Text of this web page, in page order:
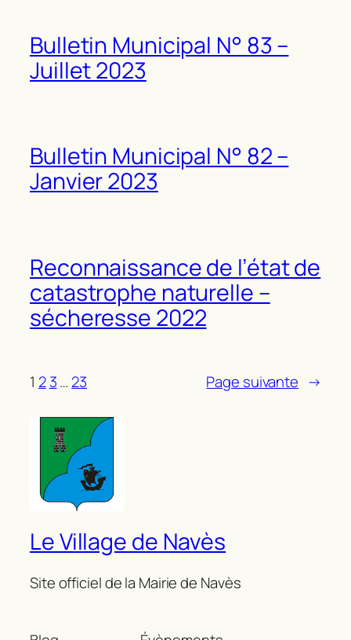
Bulletin Municipal N° 83 –
Juillet 2023
Bulletin Municipal N° 82 –
Janvier 2023
Reconnaissance de l’état de
catastrophe naturelle –
sécheresse 2022
1 2 3… 23 Page suivante →
Le Village de Navès
Site officiel de la Mairie de Navès